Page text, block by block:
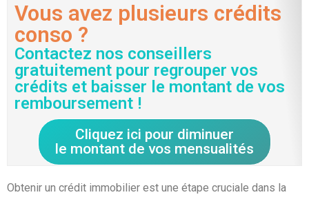
Vous avez plusieurs crédits
conso ?
Contactez nos conseillers
gratuitement pour regrouper vos
crédits et baisser le montant de vos
remboursement !
Cliquez ici pour diminuer
le montant de vos mensualités
Obtenir un crédit immobilier est une étape cruciale dans la